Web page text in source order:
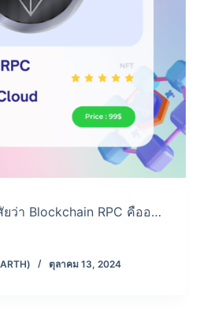
ว่า Blockchain RPC คืออ…
ตุลาคม 13, 2024